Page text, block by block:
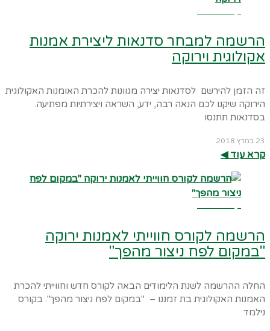
הרשמה למבחר סדנאות ליצירת אמנות
אקולוגית וירוקה
זה הזמן להירשם לסדנאות יצירה מגוונות להכרת האומנות האקולוגית
הירוקה שיקנו לכם הנאה רבה, ידע, השראה ויצירתיות מפתיעה.
בסדנאות תתנסו
23 במרץ 2018
קרא עוד ◀︎
הרשמה לקורס חווייתי לאמנות ירוקה
"במקום לפח ניצור מהפך"
החלה ההרשמה לשנת הלימודים הבאה לקורס חדש וחווייתי להכרת
האמנות האקולוגית בת זמננו – "במקום לפח ניצור מהפך". בקורס
נילמד